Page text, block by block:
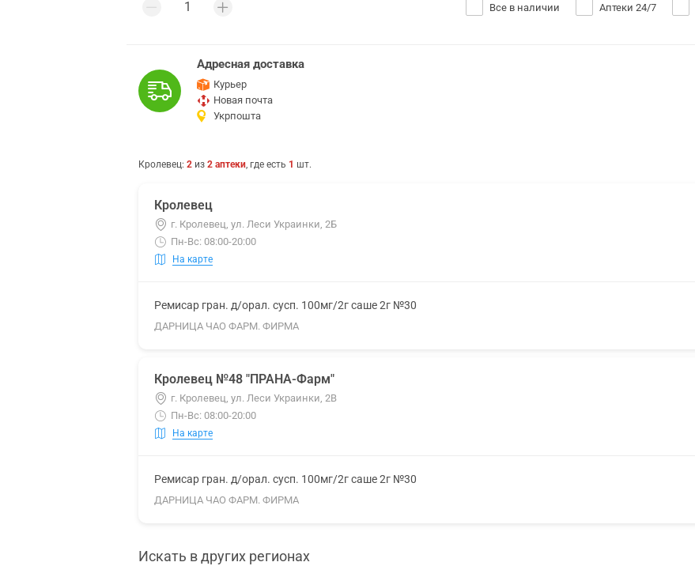
Все в наличии Аптеки 24/7
Адресная доставка
Курьер
Новая почта
Укрпошта
Кролевец: 2 из 2 аптеки, где есть 1 шт.
Кролевец
г. Кролевец, ул. Леси Украинки, 2Б
Пн-Вс: 08:00-20:00
На карте
Ремисар гран. д/орал. сусп. 100мг/2г саше 2г №30
ДАРНИЦА ЧАО ФАРМ. ФИРМА
Кролевец №48 "ПРАНА-Фарм"
г. Кролевец, ул. Леси Украинки, 2В
Пн-Вс: 08:00-20:00
На карте
Ремисар гран. д/орал. сусп. 100мг/2г саше 2г №30
ДАРНИЦА ЧАО ФАРМ. ФИРМА
Искать в других регионах